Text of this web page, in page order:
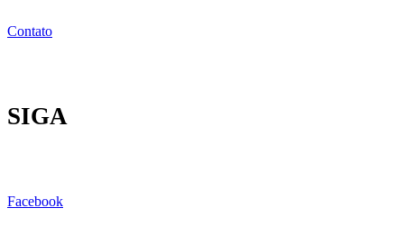
Contato
SIGA
Facebook